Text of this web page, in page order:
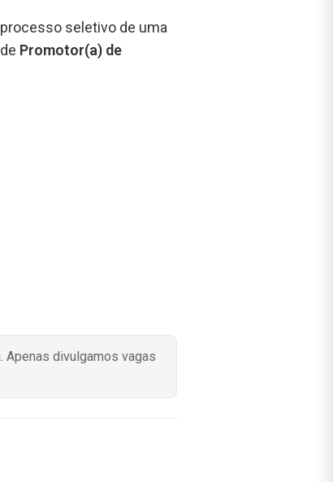
seletivo de uma
Promotor(a) de
Apenas divulgamos vagas